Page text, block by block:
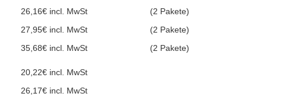
26,16€ incl. MwSt
(2 Pakete)
27,95€ incl. MwSt
(2 Pakete)
35,68€ incl. MwSt (2 Pakete)
20,22€ incl. MwSt
26,17€ incl. MwSt